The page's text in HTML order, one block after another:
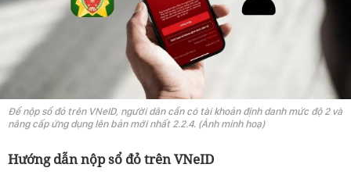
Để nộp sổ đỏ trên VNeID, người dân cần có tài khoản định danh mức độ 2 và
nâng cấp ứng dụng lên bản mới nhất 2.2.4. (Ảnh minh hoạ)
Hướng dẫn nộp sổ đỏ trên VNeID